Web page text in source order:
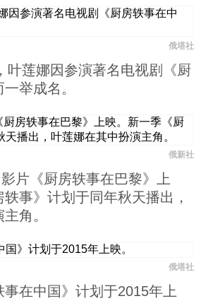
俄塔社
叶莲娜因参演著名电视剧《厨
举成名。
俄新社
片《厨房轶事在巴黎》上
事》计划于同年秋天播出，
角。
俄塔社
在中国》计划于2015年上